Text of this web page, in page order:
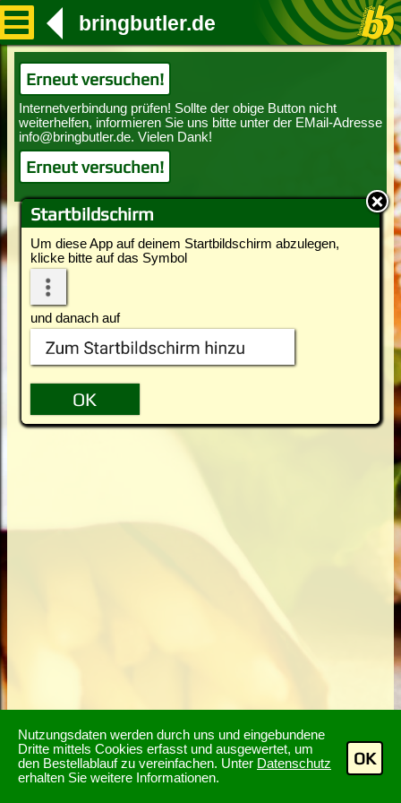
Nutzungsdaten werden durch uns und eingebundene
Dritte mittels Cookies erfasst und ausgewertet, um
den Bestellablauf zu vereinfachen. Unter Datenschutz
erhalten Sie weitere Informationen.
OK
Startbildschirm
Um diese App auf deinem Startbildschirm abzulegen,
klicke bitte auf das Symbol
und danach auf
bringbutler.de
Erneut versuchen!
Erneut versuchen!